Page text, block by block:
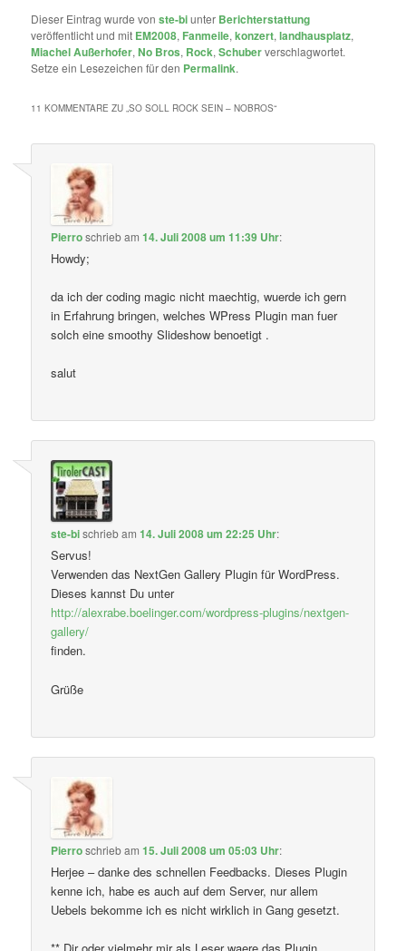
Dieser Eintrag wurde vonste-biunter Berichterstattung
veröffentlicht und mit EM2008, Fanmeile,konzert,landhausplatz,
Miachel Außerhofer,No Bros, Rock,Schuberverschlagwortet.
Setze ein Lesezeichen für den Permalink.
11 KOMMENTARE ZU „SO SOLL ROCK SEIN – NOBROS“
Pierroschriebam14. Juli 2008 um 11:39 Uhr:
Howdy;
da ich der coding magic nicht maechtig, wuerde ich gern
in Erfahrung bringen, welches WPress Plugin man fuer
solch eine smoothy Slideshow benoetigt .
salut
ste-bischriebam14. Juli 2008 um 22:25 Uhr:
Servus!
Verwenden das NextGen Gallery Plugin für WordPress.
Dieses kannst Du unter
http://alexrabe.boelinger.com/wordpress-plugins/nextgen-
gallery/
finden.
Grüße
Pierroschriebam15. Juli 2008 um 05:03 Uhr:
Herjee – danke des schnellen Feedbacks. Dieses Plugin
kenne ich, habe es auch auf dem Server, nur allem
Uebels bekomme ich es nicht wirklich in Gang gesetzt.